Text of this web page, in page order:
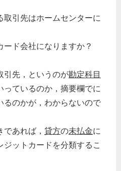
取引先はホームセンターに
ド会社になりますか？
引先，というのが勘定科目
っているのか，摘要欄でに
るのかが，わからないので
あれば， 貸方の未払金に
ジットカードを分類するこ